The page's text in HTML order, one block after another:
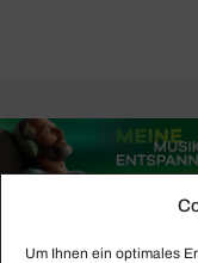
Um Ihnen ein optimales